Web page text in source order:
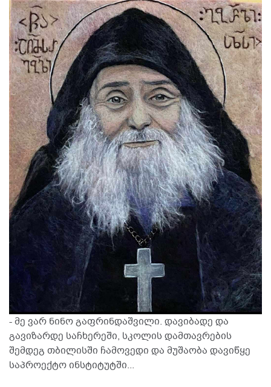
- მე ვარ ნინო გაფრინდაშვილი. დავიბადე და
გავიზარდე საჩხერეში, სკოლის დამთავრების
შემდეგ თბილისში ჩამოვედი და მუშაობა დავიწყე
საპროექტო ინსტიტუტში...